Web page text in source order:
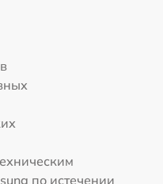
по истечении